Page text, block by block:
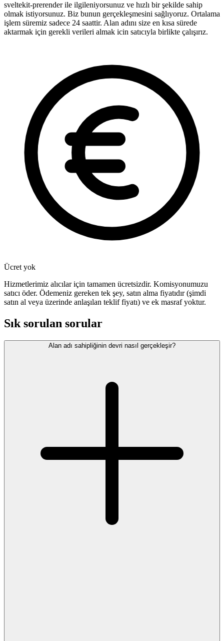
sveltekit-prerender ile ilgileniyorsunuz ve hızlı bir şekilde sahip
olmak istiyorsunuz. Biz bunun gerçekleşmesini sağlıyoruz. Ortalama
işlem süremiz sadece 24 saattir. Alan adını size en kısa sürede
aktarmak için gerekli verileri almak icin satıcıyla birlikte çalışırız.
Ücret yok
Hizmetlerimiz alıcılar için tamamen ücretsizdir. Komisyonumuzu
satıcı öder. Ödemeniz gereken tek şey, satın alma fiyatıdır (şimdi
satın al veya üzerinde anlaşılan teklif fiyatı) ve ek masraf yoktur.
Sık sorulan sorular
Alan adı sahipliğinin devri nasıl gerçekleşir?